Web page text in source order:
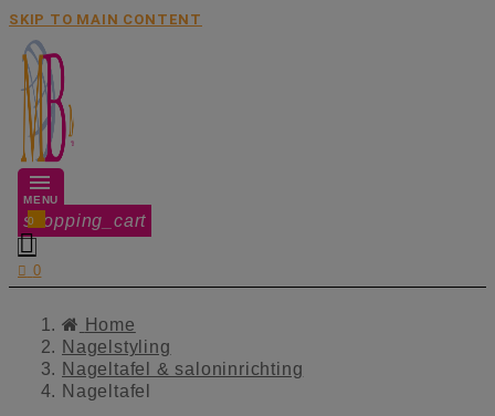
SKIP TO MAIN CONTENT
MENU
shopping_cart
0

 0
Home
Nagelstyling
Nageltafel & saloninrichting
Nageltafel